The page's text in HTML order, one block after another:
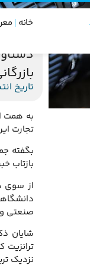
خانه
تاریخ انتشار: 17
به همت
تجارت
بگفته
بازتاب
از سوی
صنعتی و
شایان
نزدیک